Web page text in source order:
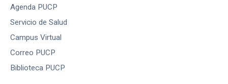
Agenda PUCP
Servicio de Salud
Campus Virtual
Correo PUCP
Biblioteca PUCP